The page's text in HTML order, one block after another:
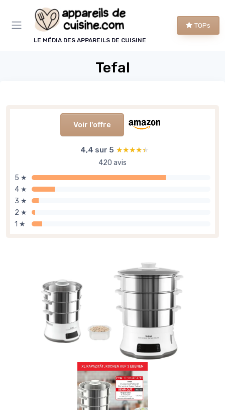
LE MÉDIA DES APPAREILS DE CUISINE
TOPs
Tefal
Voir l'offre
4,4 sur 5 ★★★★★
★★★★★
420 avis
5 ★
4 ★
3 ★
2 ★
1 ★
Panneau de gestion des cookies